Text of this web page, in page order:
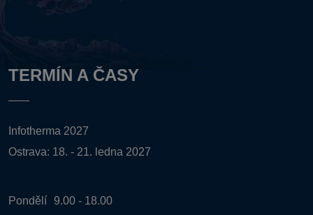
TERMÍN A ČASY
Infotherma 2027
Ostrava: 18. - 21. ledna 2027
Pondělí
9.00 - 18.00